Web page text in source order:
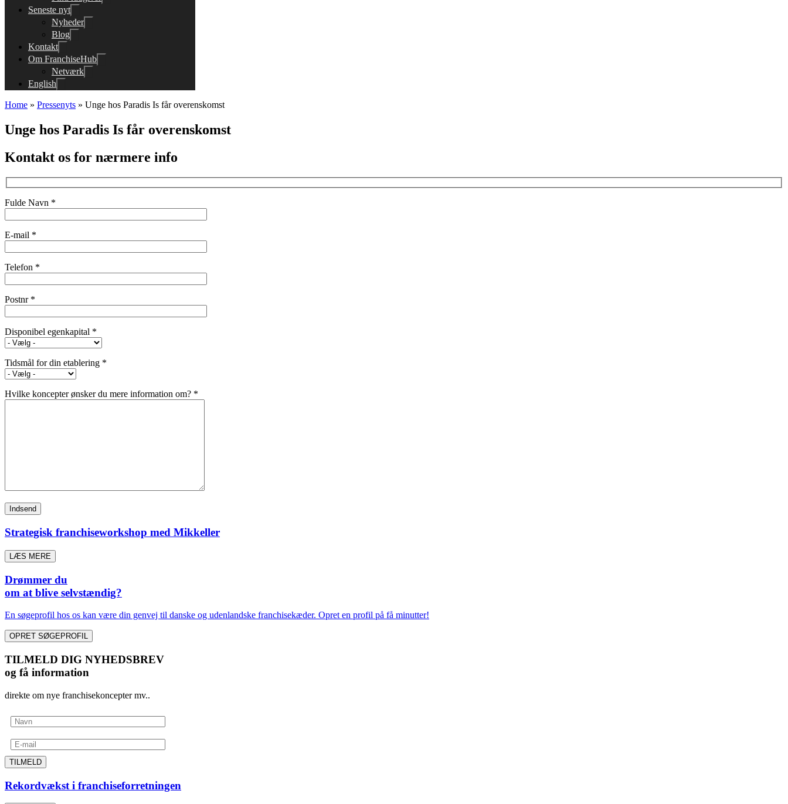
Seneste nyt
Nyheder
Blog
Kontakt
Om FranchiseHub
Netværk
English
Home » Pressenyts » Unge hos Paradis Is får overenskomst
Unge hos Paradis Is får overenskomst
Kontakt os for nærmere info
Fulde Navn *
E-mail *
Telefon *
Postnr *
Disponibel egenkapital *
Tidsmål for din etablering *
Hvilke koncepter ønsker du mere information om? *
Strategisk franchiseworkshop med Mikkeller
LÆS MERE
Drømmer du
om at blive selvstændig?
En søgeprofil hos os kan være din genvej til danske og udenlandske franchisekæder. Opret en profil på få minutter!
OPRET SØGEPROFIL
TILMELD DIG NYHEDSBREV
og få information
direkte om nye franchisekoncepter mv..
TILMELD
Rekordvækst i franchiseforretningen